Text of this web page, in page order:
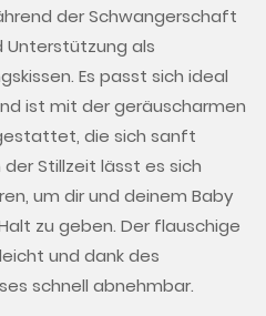
der Schwangerschaft
Unterstützung als
Es passt sich ideal
ist mit der geräuscharmen
die sich sanft
Stillzeit lässt es sich
um dir und deinem Baby
zu geben. Der flauschige
und dank des
schnell abnehmbar.